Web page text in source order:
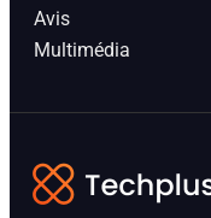
Avis
Multimédia